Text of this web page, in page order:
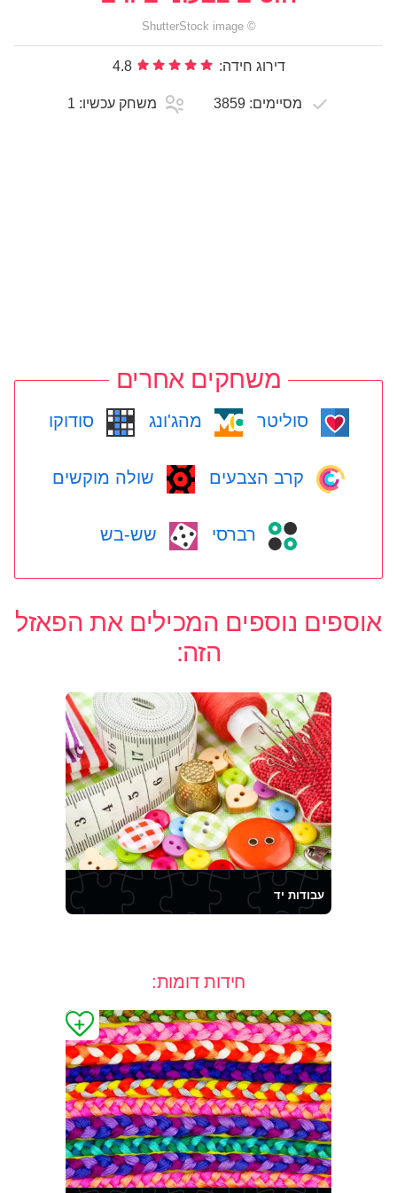
ShutterStockimage
דירוג חידה: 4.8
מסיימים:3859 משחק עכשיו:1
משחקים אחרים
סוליטר מהג'ונג סודוקו
קרב הצבעים שולה מוקשים
רברסי שש-בש
אוספים נוספים המכילים את הפאזל
הזה:
עבודות יד
חידות דומות: